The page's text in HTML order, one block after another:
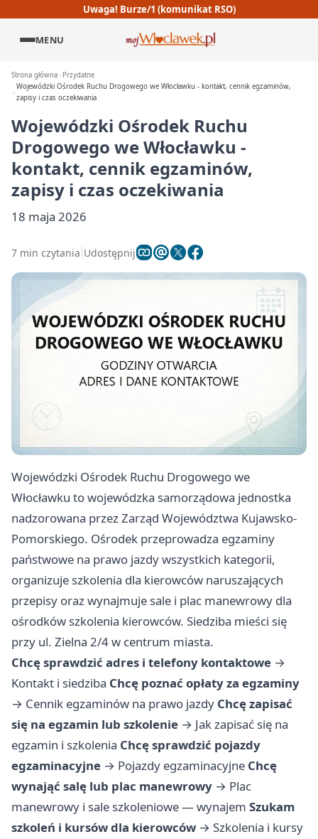
Uwaga! Burze/1 (komunikat RSO)
MENU
Strona główna
Przydatne
Wojewódzki Ośrodek Ruchu Drogowego we Włocławku - kontakt, cennik egzaminów,
zapisy i czas oczekiwania
Wojewódzki Ośrodek Ruchu
Drogowego we Włocławku -
kontakt, cennik egzaminów,
zapisy i czas oczekiwania
18 maja 2026
7 min czytania Udostępnij
Wojewódzki Ośrodek Ruchu Drogowego we
Włocławku to wojewódzka samorządowa jednostka
nadzorowana przez Zarząd Województwa Kujawsko-
Pomorskiego. Ośrodek przeprowadza egzaminy
państwowe na prawo jazdy wszystkich kategorii,
organizuje szkolenia dla kierowców naruszających
przepisy oraz wynajmuje sale i plac manewrowy dla
ośrodków szkolenia kierowców. Siedziba mieści się
przy ul. Zielna 2/4 w centrum miasta.
Chcę sprawdzić adres i telefony kontaktowe →
Kontakt i siedziba Chcę poznać opłaty za egzaminy
→ Cennik egzaminów na prawo jazdy Chcę zapisać
się na egzamin lub szkolenie → Jak zapisać się na
egzamin i szkolenia Chcę sprawdzić pojazdy
egzaminacyjne → Pojazdy egzaminacyjne Chcę
wynająć salę lub plac manewrowy → Plac
manewrowy i sale szkoleniowe — wynajem Szukam
szkoleń i kursów dla kierowców → Szkolenia i kursy